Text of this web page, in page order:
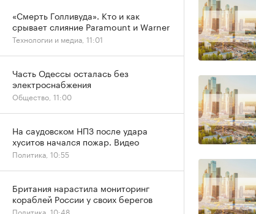
«Смерть Голливуда». Кто и как
срывает слияние Paramount и Warner
Технологии и медиа, 11:01
Часть Одессы осталась без
электроснабжения
Общество, 11:00
На саудовском НПЗ после удара
хуситов начался пожар. Видео
Политика, 10:55
Британия нарастила мониторинг
кораблей России у своих берегов
Политика, 10:48